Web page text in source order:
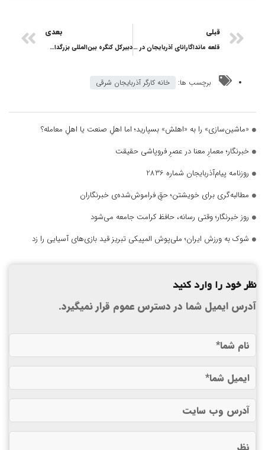
قبلی
قلعه مانداگارانای آذربایجان در آستانه نابودی
بعدی
دبیرکل کنگره بین‌المللی بزرگداشت استاد شهریار منصوب شد
برچسب ها: خانه کارگر آذربایجان شرقی
«ماشین‌سازی» را به «اهلش» بسپارید؛ اما اهلِ صنعت یا اهلِ معامله؟
خبرنگار؛ معمارِ معنا در عصرِ فروپاشی حقیقت
روزنامه پیام‌آذربایجان شماره 2836
مطالبه‌گری برای خویشتن؛ حقِ فراموش‌شده‌ی خبرنگاران
روز خبرنگار؛ وقتی رسانه، حافظ کرامت جامعه می‌شود
شوک به ورزش ایران؛ ملی‌پوش المپیکی تبریز قید بازی‌های آسیایی را زد
نظر خود را وارد کنید
آدرس ایمیل شما در دسترس عموم قرار نمیگیرد.